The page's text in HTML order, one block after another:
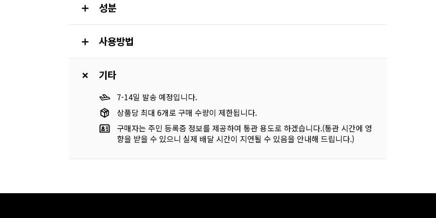
성분
사용방법
기타
7-14일 발송 예정입니다.
상품당 최대 6개로 구매 수량이 제한됩니다.
구매자는 주민 등록증 정보를 제공하여 통관 용도로 하겠습니다.(통관 시간에 영
향을 받을 수 있으니 실제 배달 시간이 지연될 수 있음을 안내해 드립니다.)